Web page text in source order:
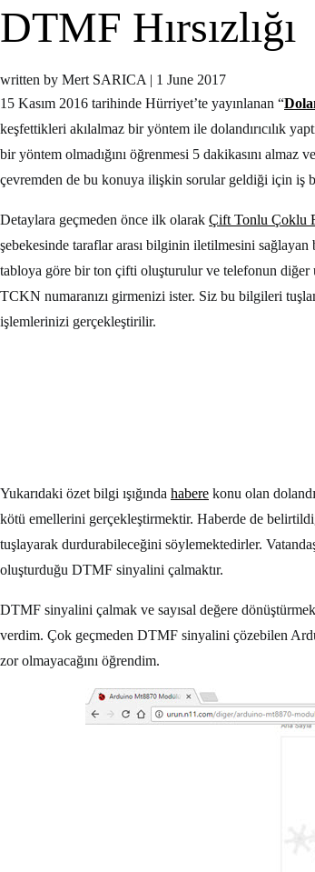
DTMF Hırsızlığı
written by Mert SARICA | 1 June 2017
15 Kasım 2016 tarihinde Hürriyet’te yayınlanan “
keşfettikleri akılalmaz bir yöntem ile dolandırıcılık
bir yöntem olmadığını öğrenmesi 5 dakikasını almaz
çevremden de bu konuya ilişkin sorular geldiği için iş
Detaylara geçmeden önce ilk olarak Çift Tonlu Çoklu
şebekesinde taraflar arası bilginin iletilmesini sağlayan
tabloya göre bir ton çifti oluşturulur ve telefonun diğer
TCKN numaranızı girmenizi ister. Siz bu bilgileri
işlemlerinizi gerçekleştirilir.
Yukarıdaki özet bilgi ışığında habere konu olan
kötü emellerini gerçekleştirmektir. Haberde de
tuşlayarak durdurabileceğini söylemektedirler.
oluşturduğu DTMF sinyalini çalmaktır.
DTMF sinyalini çalmak ve sayısal değere
verdim. Çok geçmeden DTMF sinyalini çözebilen
zor olmayacağını öğrendim.